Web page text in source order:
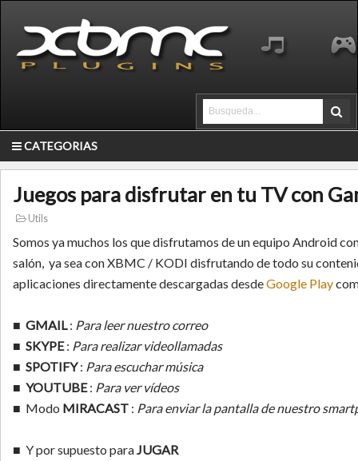
CATEGORIAS
Juegos para disfrutar en tu TV con
Utils
Somos ya muchos los que disfrutamos de un equipo Android
salón, ya sea con XBMC / KODI disfrutando de todo su
aplicaciones directamente descargadas desdeGoogle Play
■ GMAIL: Para leer nuestro correo
■ SKYPE: Para realizar videollamadas
■ SPOTIFY: Para escuchar música
■ YOUTUBE: Para ver vídeos
■ Modo MIRACAST : Para enviar la pantalla de nuestro
■ Y por supuesto paraJUGAR